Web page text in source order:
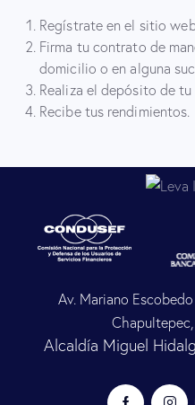
Regístrate en el sitio
Firma tu contrato de
domicilio o en alguna
Realiza el depósito de
Recibe tus rendimientos.
Av. Mariano
Chapultepec,
Alcaldía Miguel